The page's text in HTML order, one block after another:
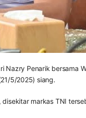
Nazry Penarik bersama
5/2025) siang.
markas TNI